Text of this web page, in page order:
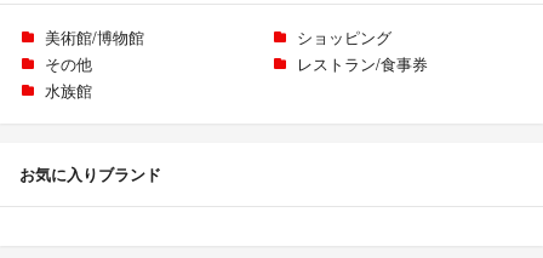
美術館/博物館
ショッピング
その他
レストラン/食事券
水族館
お気に入りブランド